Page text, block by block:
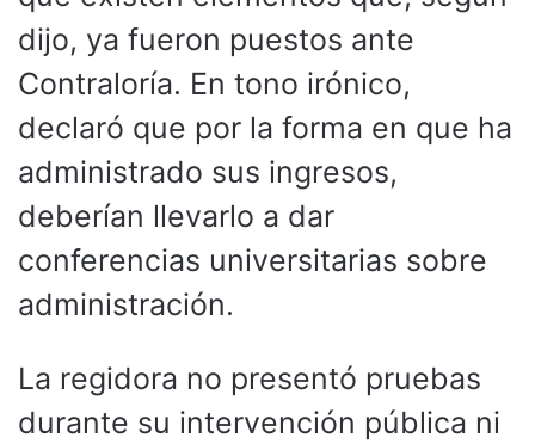
dijo, ya fueron puestos ante
Contraloría. En tono irónico,
declaró que por la forma en que ha
administrado sus ingresos,
deberían llevarlo a dar
conferencias universitarias sobre
administración.
La regidora no presentó pruebas
durante su intervención pública ni